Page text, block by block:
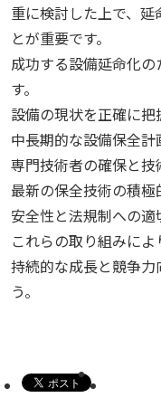
重に検討した上で、
とが重要です。
成功する設備延命化
す。
設備の現状を正確に
中長期的な設備保全計
専門技術者の確保と技
最新の保全技術の積極
安全性と法規制への適
これらの取り組みに
持続的な成長と競争
う。